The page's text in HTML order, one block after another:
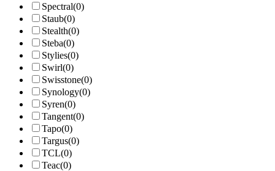
Spectral(0)
Staub(0)
Stealth(0)
Steba(0)
Stylies(0)
Swirl(0)
Swisstone(0)
Synology(0)
Syren(0)
Tangent(0)
Tapo(0)
Targus(0)
TCL(0)
Teac(0)